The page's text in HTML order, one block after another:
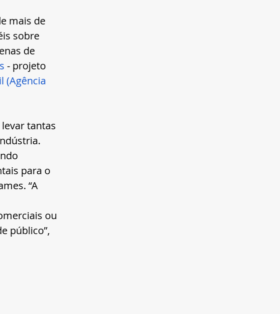
mais de
sobre
de
- projeto
(Agência
tantas
para o
“A
ou
público”,